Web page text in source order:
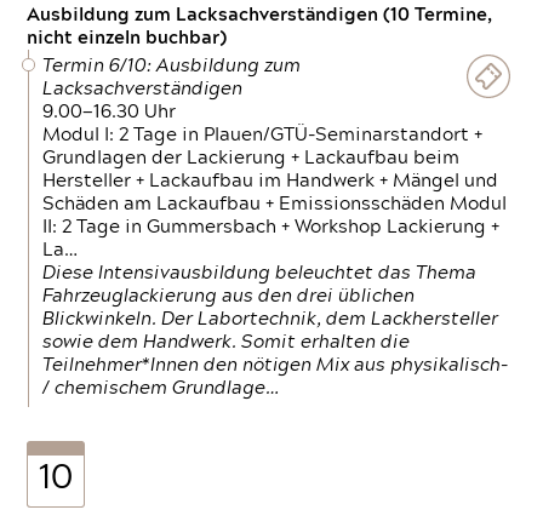
Ausbildung zum Lacksachverständigen (10 Termine,
nicht einzeln buchbar)
Termin 6/10: Ausbildung zum
Lacksachverständigen
9.00—16.30 Uhr
Modul I: 2 Tage in Plauen/GTÜ-Seminarstandort +
Grundlagen der Lackierung + Lackaufbau beim
Hersteller + Lackaufbau im Handwerk + Mängel und
Schäden am Lackaufbau + Emissionsschäden Modul
II: 2 Tage in Gummersbach + Workshop Lackierung +
La…
Diese Intensivausbildung beleuchtet das Thema
Fahrzeuglackierung aus den drei üblichen
Blickwinkeln. Der Labortechnik, dem Lackhersteller
sowie dem Handwerk. Somit erhalten die
Teilnehmer*Innen den nötigen Mix aus physikalisch-
/ chemischem Grundlage…
10